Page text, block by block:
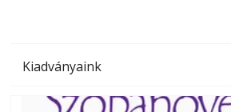
Kiadványaink